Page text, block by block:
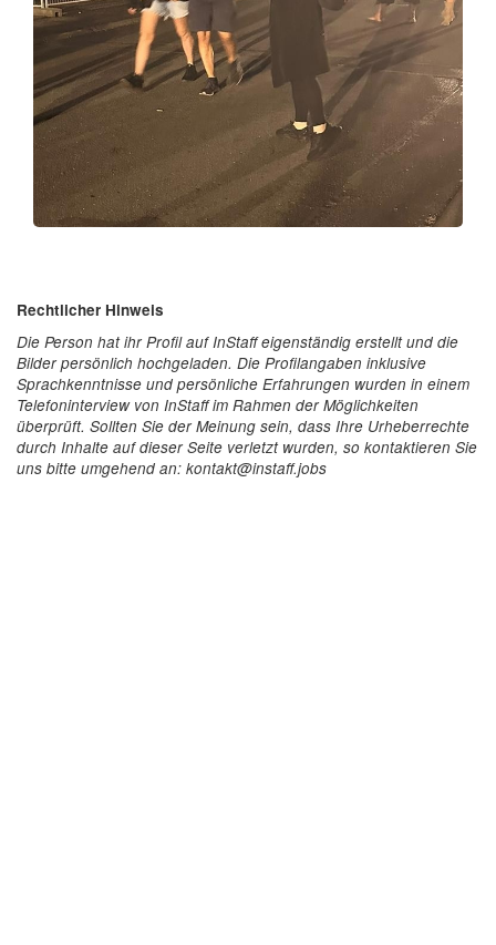
Rechtlicher Hinweis
Die Person hat ihr Profil auf InStaff eigenständig erstellt und die
Bilder persönlich hochgeladen. Die Profilangaben inklusive
Sprachkenntnisse und persönliche Erfahrungen wurden in einem
Telefoninterview von InStaff im Rahmen der Möglichkeiten
überprüft. Sollten Sie der Meinung sein, dass Ihre Urheberrechte
durch Inhalte auf dieser Seite verletzt wurden, so kontaktieren Sie
uns bitte umgehend an: kontakt@instaff.jobs